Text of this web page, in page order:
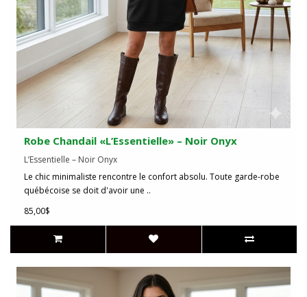
Robe Chandail «L’Essentielle» – Noir Onyx
L’Essentielle – Noir Onyx
Le chic minimaliste rencontre le confort absolu. Toute garde-robe
québécoise se doit d'avoir une ..
85,00$